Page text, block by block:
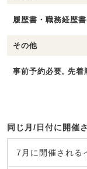
履歴書・職務経歴
その他
事前予約必要, 先着
同じ月/日付に開催
7月に開催される